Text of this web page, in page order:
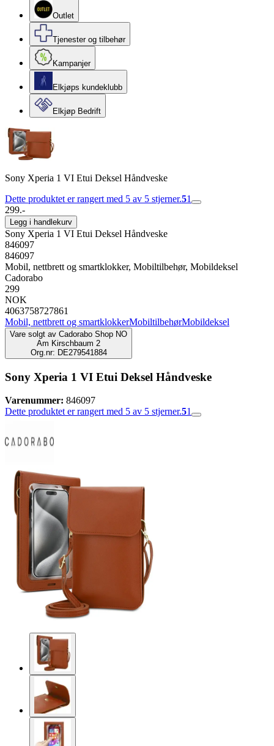
Outlet
Tjenester og tilbehør
Kampanjer
Elkjøps kundeklubb
Elkjøp Bedrift
Sony Xperia 1 VI Etui Deksel Håndveske
Dette produktet er rangert med 5 av 5 stjerner.51
299.-
Legg i handlekurv
Sony Xperia 1 VI Etui Deksel Håndveske
846097
846097
Mobil, nettbrett og smartklokker, Mobiltilbehør, Mobildeksel
Cadorabo
299
NOK
4063758727861
Mobil, nettbrett og smartklokkerMobiltilbehørMobildeksel
Vare solgt av Cadorabo Shop NO
Am Kirschbaum 2
Org.nr: DE279541884
Sony Xperia 1 VI Etui Deksel Håndveske
Varenummer: 846097
Dette produktet er rangert med 5 av 5 stjerner.51